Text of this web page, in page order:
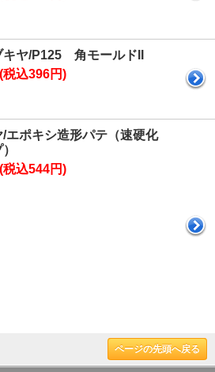
キヤ/P125 角モールドII
税込396円)
/エポキシ造形パテ（速硬化
税込544円)
ページの先頭へ戻る